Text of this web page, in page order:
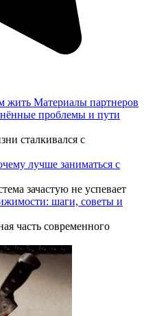
Материалы партнеров
проблемы и пути
сталкивался с
лучше заниматься с
зачастую не успевает
шаги, советы и
часть современного